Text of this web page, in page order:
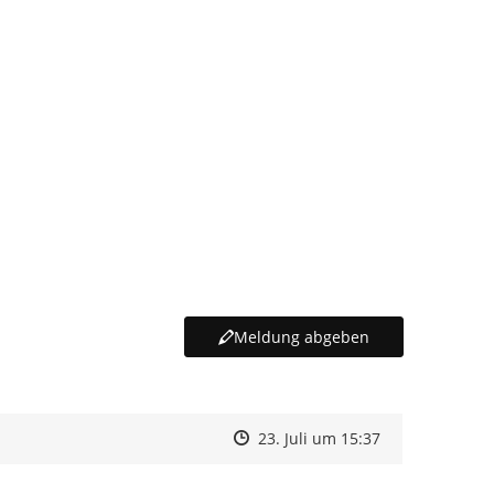
Meldung abgeben
Zeitpunkt des Erstellens
Zeitpunkt des Erstellens
23. Juli um 15:37Zur Äußerung